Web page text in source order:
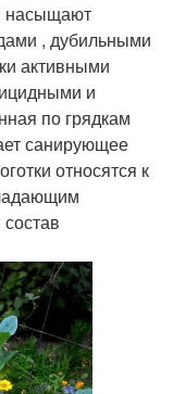
насыщают
, дубильными
активными
и
по грядкам
санирующее
относятся к